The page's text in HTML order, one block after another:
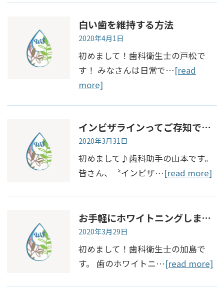
白い歯を維持する方法
2020年4月1日
初めまして！歯科衛生士の戸松で
す！ みなさんは日常で…[read
more]
インビザラインってご存知ですか？
2020年3月31日
初めまして♪歯科助手の山本です。
皆さん、〝インビザ…[read more]
お手軽にホワイトニングしませんか？🌟
2020年3月29日
初めまして！歯科衛生士の加島で
す。 歯のホワイトニ…[read more]